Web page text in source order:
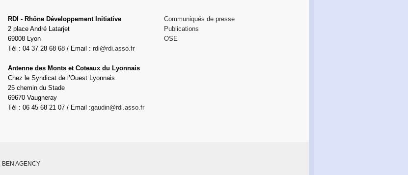
RDI - Rhône Développement Initiative
2 place André Latarjet
69008 Lyon
Tél : 04 37 28 68 68 / Email :rdi@rdi.asso.fr
Antenne des Monts et Coteaux du Lyonnais
Chez le Syndicat de l’Ouest Lyonnais
25 chemin du Stade
69670 Vaugneray
Tél : 06 45 68 21 07 / Email :gaudin@rdi.asso.fr
Communiqués de presse
Publications
OSE
BEN AGENCY